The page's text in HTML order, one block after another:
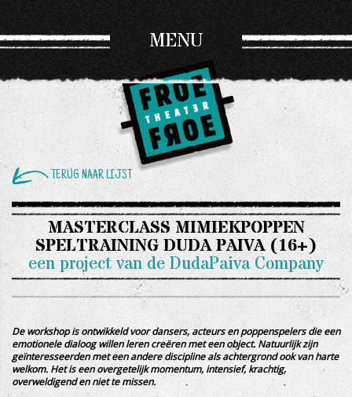
MENU
TERUG NAAR LIJST
MASTERCLASS MIMIEKPOPPEN
SPELTRAINING DUDA PAIVA (16+)
een project van de DudaPaiva Company
De workshop is ontwikkeld voor dansers, acteurs en poppenspelers die een
emotionele dialoog willen leren creëren met een object. Natuurlijk zijn
geïnteresseerden met een andere discipline als achtergrond ook van harte
welkom. Het is een overgetelijk momentum, intensief, krachtig,
overweldigend en niet te missen.